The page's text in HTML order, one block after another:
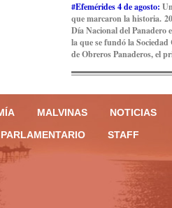
#Efemérides 4 de agosto:
que marcaron la historia.
Día Nacional del Panadero
la que se fundó la
de Obreros Panaderos, el
MALVINAS NOTICIAS
STAFF